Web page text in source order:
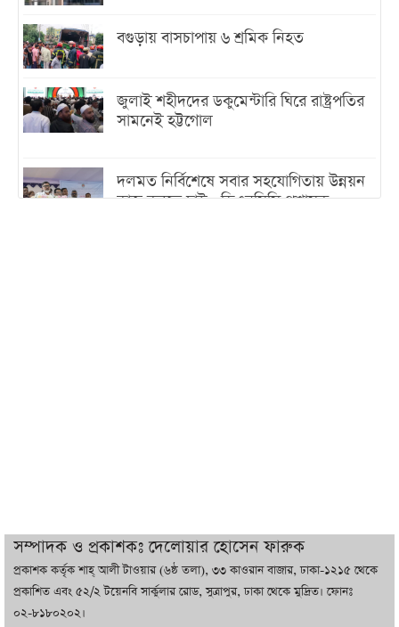
বগুড়ায় বাসচাপায় ৬ শ্রমিক নিহত
জুলাই শহীদদের ডকুমেন্টারি ঘিরে রাষ্ট্রপতির
সামনেই হট্টগোল
দলমত নির্বিশেষে সবার সহযোগিতায় উন্নয়ন
কাজ করতে চাই : ডিএনসিসি প্রশাসক
বাজারে কাঁচা মরিচে ‘আগুন’, ‘এত দাম তো
আগে দেখিনি’
সম্পাদক ও প্রকাশকঃ দেলোয়ার হোসেন ফারুক
প্রকাশক কর্তৃক শাহ্ আলী টাওয়ার (৬ষ্ঠ তলা), ৩৩ কাওরান বাজার, ঢাকা-১২১৫ থেকে
প্রকাশিত এবং ৫২/২ টয়েনবি সার্কুলার রোড, সুত্রাপুর, ঢাকা থেকে মুদ্রিত। ফোনঃ
০২-৮১৮০২০২।